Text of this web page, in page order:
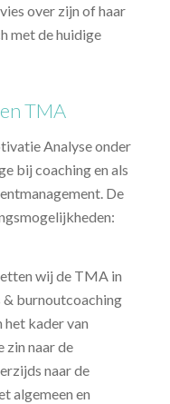
over zijn of haar
met de huidige
TMA
Analyse onder
bij coaching en als
De
wij de TMA in
burnoutcoaching
het kader van
naar de
naar de
algemeen en